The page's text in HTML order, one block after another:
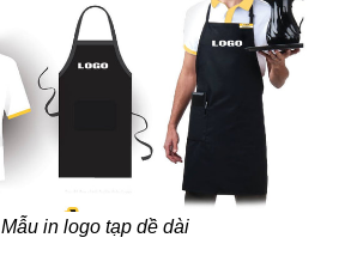
Mẫu in logo tạp dề dài